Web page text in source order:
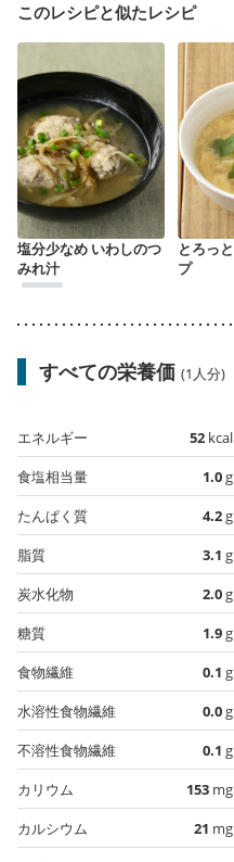
このレシピと似たレシピ
塩分少なめ いわしのつ
みれ汁
とろっ
プ
すべての栄養価 (1人分)
エネルギー 52 kcal
食塩相当量
1.0g
たんぱく質
4.2g
脂質
3.1 g
炭水化物
2.0g
糖質
1.9g
食物繊維
0.1 g
水溶性食物繊維
0.0g
不溶性食物繊維
0.1 g
カリウム
153 mg
カルシウム
21 mg